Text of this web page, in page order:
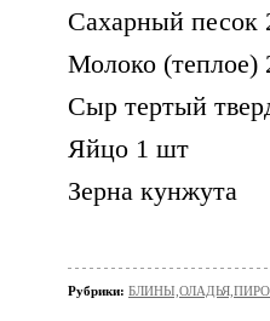
Сахарный песок
Молоко (теплое)
Сыр тертый
Яйцо 1 шт
Зерна кунжута
Рубрики: